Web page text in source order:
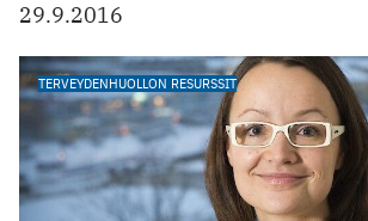
29.9.2016
TERVEYDENHUOLLON RESURSSIT